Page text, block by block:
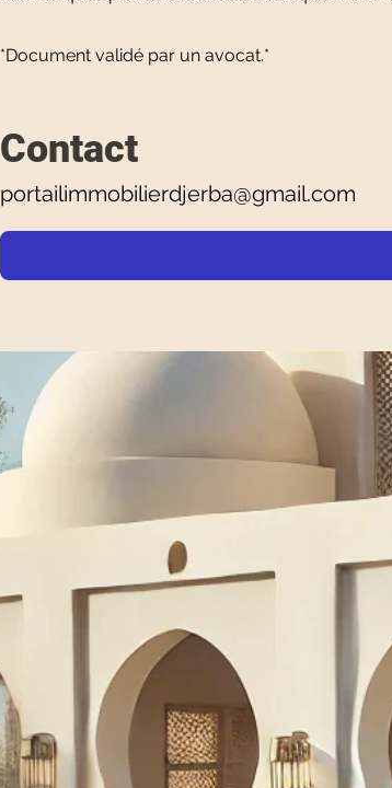
*Document validé par un avocat.*
Contact
portailimmobilierdjerba@gmail.com